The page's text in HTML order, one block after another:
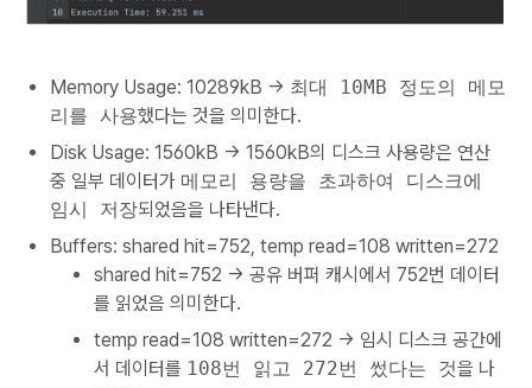
Memory Usage: 10289kB -> 최대 10MB 정도의 메모
리를 사용했다는 것을 의미한다.
Disk Usage: 1560kB -> 1560kB의 디스크 사용량은 연산
중 일부 데이터가 메모리 용량을 초과하여 디스크에
임시 저장되었음을 나타낸다.
Buffers: shared hit=752, temp read=108 written=272
shared hit=752 -> 공유 버퍼 캐시에서 752번 데이터
를 읽었음 의미한다.
temp read=108 written=272 -> 임시 디스크 공간에
서 데이터를 108번 읽고 272번 썼다는 것을 나